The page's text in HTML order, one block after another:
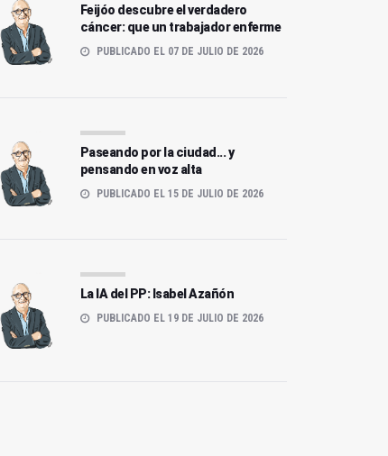
Feijóo descubre el verdadero
cáncer: que un trabajador enferme
PUBLICADO EL 07 DE JULIO DE 2026
Paseando por la ciudad... y
pensando en voz alta
PUBLICADO EL 15 DE JULIO DE 2026
La IA del PP: Isabel Azañón
PUBLICADO EL 19 DE JULIO DE 2026